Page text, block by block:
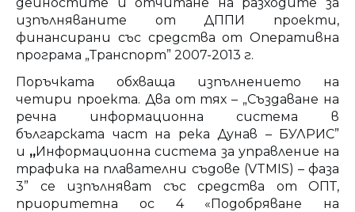
дейностите и отчитане на разходите за
изпълняваните от ДППИ проекти,
финансирани със средства от Оперативна
програма „Транспорт” 2007-2013 г.
Поръчката обхваща изпълнението на
четири проекта. Два от тях – „Създаване на
речна информационна система в
българската част на река Дунав – БУЛРИС”
и „Информационна система за управление на
трафика на плавателни съдове (VTMIS) – фаза
3” се изпълняват със средства от ОПТ,
приоритетна ос 4 «Подобряване на